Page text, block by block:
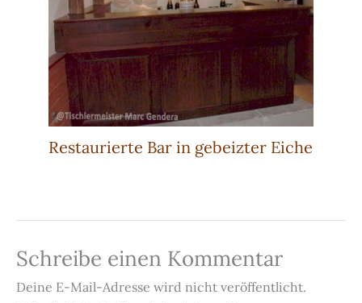
Restaurierte Bar in gebeizter Eiche
Schreibe einen Kommentar
Deine E-Mail-Adresse wird nicht veröffentlicht.